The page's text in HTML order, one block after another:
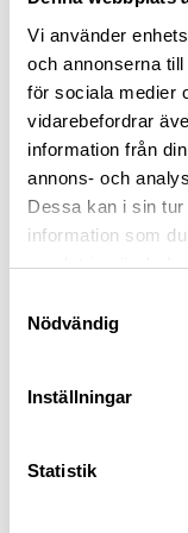
Vi använder
och annonserna
för sociala medier
vidarebefordrar
information från
annons- och
Dessa kan i sin
information som
samlat in när du
Nödvändig
Inställningar
Statistik
Vetbed Kelly
Gråmelerad - Vita
tassar
119kr